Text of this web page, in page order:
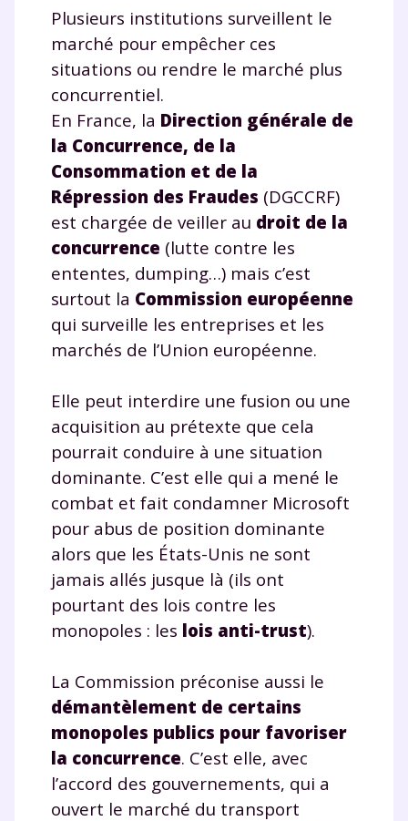
Plusieurs institutions surveillent le
marché pour empêcher ces
situations ou rendre le marché plus
concurrentiel.
En France, la Direction générale de
la Concurrence, de la
Consommation et de la
Répression des Fraudes (DGCCRF)
est chargée de veiller au droit de la
concurrence (lutte contre les
ententes, dumping…) mais c’est
surtout la Commission européenne
qui surveille les entreprises et les
marchés de l’Union européenne.
Elle peut interdire une fusion ou une
acquisition au prétexte que cela
pourrait conduire à une situation
dominante. C’est elle qui a mené le
combat et fait condamner Microsoft
pour abus de position dominante
alors que les États-Unis ne sont
jamais allés jusque là (ils ont
pourtant des lois contre les
monopoles : les lois anti-trust).
La Commission préconise aussi le
démantèlement de certains
monopoles publics pour favoriser
la concurrence. C’est elle, avec
l’accord des gouvernements, qui a
ouvert le marché du transport
consulter
notre charte .